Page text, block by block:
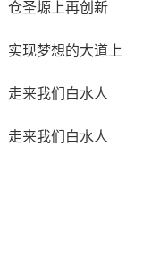
仓圣塬上再创新
实现梦想的大道上
走来我们白水人
走来我们白水人